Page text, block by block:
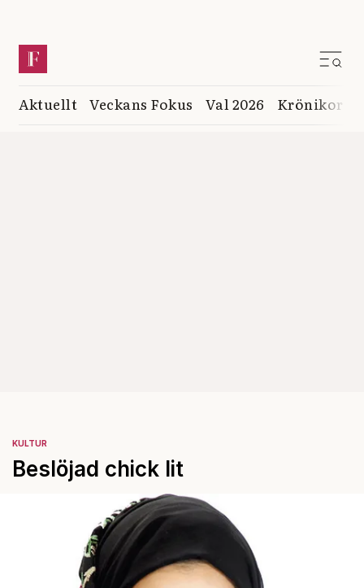
Aktuellt Veckans Fokus Val 2026 Krönikor
KULTUR
Beslöjad chick lit